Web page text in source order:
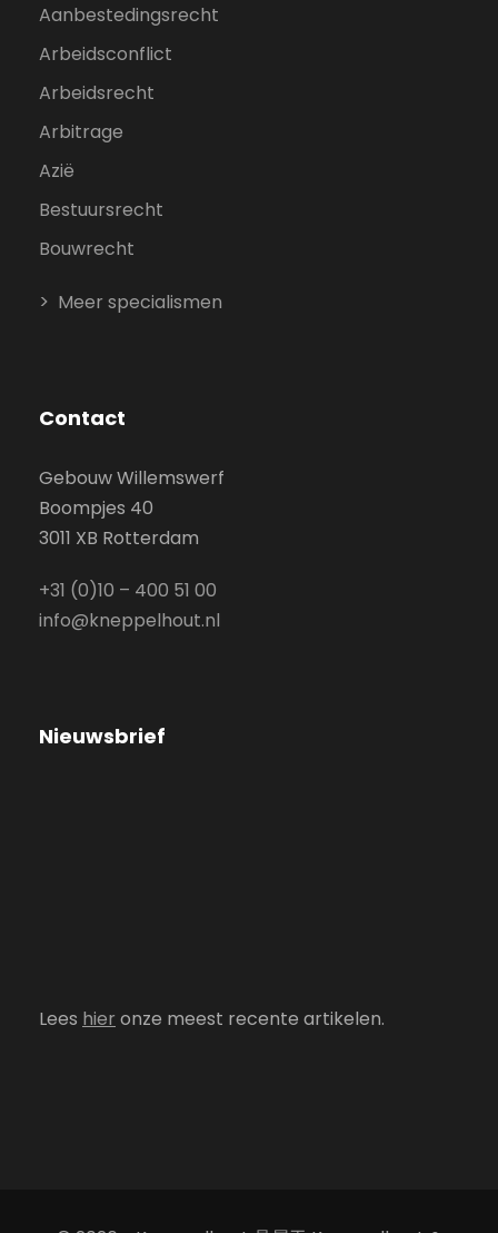
Aanbestedingsrecht
Arbeidsconflict
Arbeidsrecht
Arbitrage
Azië
Bestuursrecht
Bouwrecht
Meer specialismen
Contact
Gebouw Willemswerf
Boompjes 40
3011 XB Rotterdam
+31 (0)10 – 400 51 00
info@kneppelhout.nl
Nieuwsbrief
Lees hier onze meest recente artikelen.